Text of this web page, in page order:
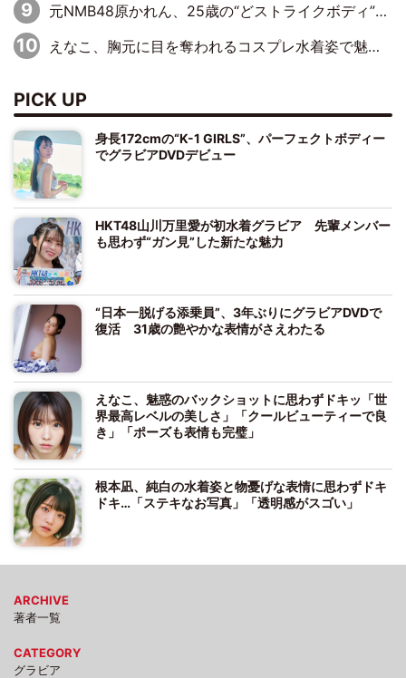
元NMB48原かれん、25歳の“どストライクボディ”をバリで解禁 169cmモデル体形で挑む初の本格グラビア
えなこ、胸元に目を奪われるコスプレ水着姿で魅了「群を抜く美しさと華やかさ」「えなこりんの千咲は破壊力がスゴい」
PICK UP
身長172cmの“K-1 GIRLS”、パーフェクトボディー
でグラビアDVDデビュー
HKT48山川万里愛が初水着グラビア 先輩メンバー
も思わず“ガン見”した新たな魅力
“日本一脱げる添乗員”、3年ぶりにグラビアDVDで
復活 31歳の艶やかな表情がさえわたる
えなこ、魅惑のバックショットに思わずドキッ「世
界最高レベルの美しさ」「クールビューティーで良
き」「ポーズも表情も完璧」
根本凪、純白の水着姿と物憂げな表情に思わずドキ
ドキ…「ステキなお写真」「透明感がスゴい」
ARCHIVE
著者一覧
CATEGORY
グラビア